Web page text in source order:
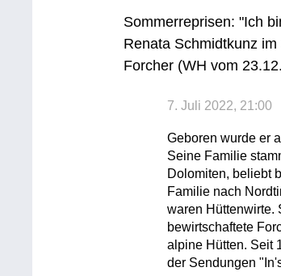
Sommerreprisen: "Ich
Renata Schmidtkunz
Forcher (WH vom
7. Juli 2022, 21:00
Geboren wurde er
Seine Familie
Dolomiten, beliebt
Familie nach
waren Hüttenwirte.
bewirtschaftete
alpine Hütten. Seit
der Sendungen